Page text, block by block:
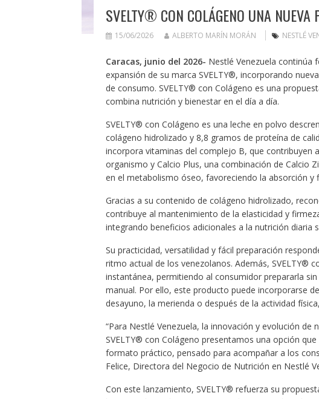
SVELTY® CON COLÁGENO UNA NUEVA
15/06/2026 ALBERTO MARÍN MORÁN NESTLÉ
Caracas, junio del 2026- Nestlé Venezuela continúa
expansión de su marca SVELTY®, incorporando
de consumo. SVELTY® con Colágeno es una
combina nutrición y bienestar en el día a día.
SVELTY® con Colágeno es una leche en polvo
colágeno hidrolizado y 8,8 gramos de proteína de
incorpora vitaminas del complejo B, que contribuyen
organismo y Calcio Plus, una combinación de Calcio
en el metabolismo óseo, favoreciendo la absorción y
Gracias a su contenido de colágeno hidrolizado,
contribuye al mantenimiento de la elasticidad y
integrando beneficios adicionales a la nutrición diaria
Su practicidad, versatilidad y fácil preparación
ritmo actual de los venezolanos. Además, SVELTY®
instantánea, permitiendo al consumidor prepararla
manual. Por ello, este producto puede incorporarse
desayuno, la merienda o después de la actividad
“Para Nestlé Venezuela, la innovación y evolución
SVELTY® con Colágeno presentamos una opción
formato práctico, pensado para acompañar a los
Felice, Directora del Negocio de Nutrición en Nestlé
Con este lanzamiento, SVELTY® refuerza su